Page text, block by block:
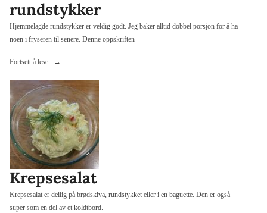
rundstykker
Hjemmelagde rundstykker er veldig godt. Jeg baker alltid dobbel porsjon for å ha
noen i fryseren til senere. Denne oppskriften
Fortsett å lese
«Kjempegode
luftige
rundstykker»
Krepsesalat
Krepsesalat er deilig på brødskiva, rundstykket eller i en baguette. Den er også
super som en del av et koldtbord.